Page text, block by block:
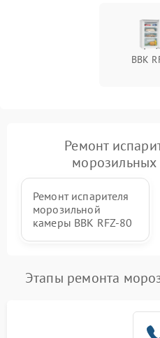
BBK
Ремонт
морозильных
Ремонт испарителя
морозильной
камеры BBK RFZ-80
Этапы ремонта